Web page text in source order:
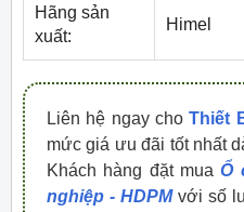
Hãng sản
xuất:
Himel
Liên hệ ngay choThiết
mức giá ưu đãi tốt nhất
Khách hàng đặt muaỔ
nghiệp - HDPM với số